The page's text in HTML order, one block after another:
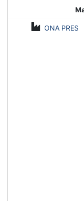
ONA PRES